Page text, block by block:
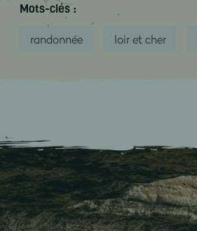
Mots-clés :
randonnée loir et cher